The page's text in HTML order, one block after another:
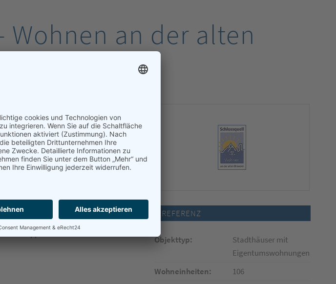
Wohnen an der alten
bestehend aus fünf Stadthäusern
Bergheim mit 106
für die besten Quartiere
Württemberg für beispielhaftes
und Epple & Kalkmann GmbH
REFERENZ
Objekttyp:
Stadthäuser mit
Eigentumswohnungen
Wohneinheiten:
106